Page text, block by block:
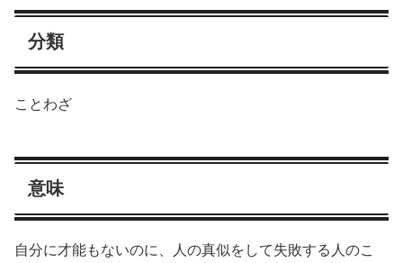
分類
ことわざ
意味
自分に才能もないのに、人の真似をして失敗する人のこ